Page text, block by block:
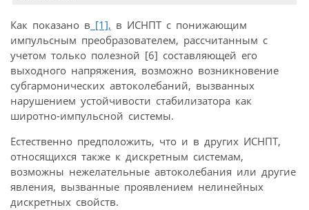
Как показано в [1], в ИСНПТ с понижающим
импульсным преобразователем, рассчитанным с
учетом только полезной [6] составляющей его
выходного напряжения, возможно возникновение
субгармонических автоколебаний, вызванных
нарушением устойчивости стабилизатора как
широтно-импульсной системы.
Естественно предположить, что и в других ИСНПТ,
относящихся также к дискретным системам,
возможны нежелательные автоколебания или другие
явления, вызванные проявлением нелинейных
дискретных свойств.